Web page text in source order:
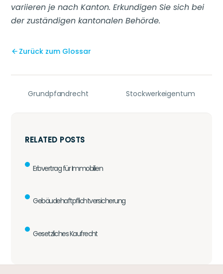
variieren je nach Kanton. Erkundigen Sie sich bei
der zuständigen kantonalen Behörde.
Zurück zum Glossar
Grundpfandrecht Stockwerkeigentum
RELATED POSTS
Erbvertrag für Immobilien
Gebäudehaftpflichtversicherung
Gesetzliches Kaufrecht